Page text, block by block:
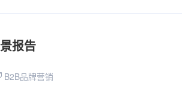
报告
B2B品牌营销